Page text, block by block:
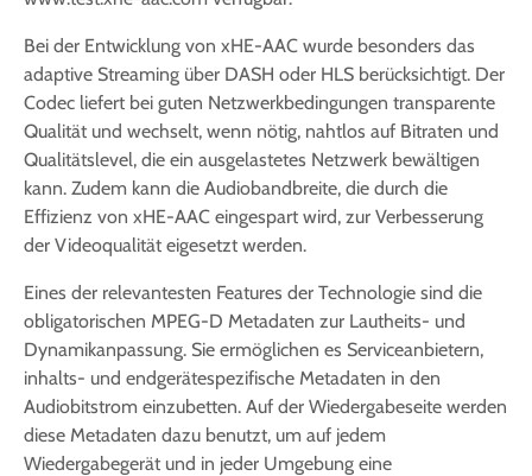
Bei der Entwicklung von xHE-AAC wurde besonders das
adaptive Streaming über DASH oder HLS berücksichtigt. Der
Codec liefert bei guten Netzwerkbedingungen transparente
Qualität und wechselt, wenn nötig, nahtlos auf Bitraten und
Qualitätslevel, die ein ausgelastetes Netzwerk bewältigen
kann. Zudem kann die Audiobandbreite, die durch die
Effizienz von xHE-AAC eingespart wird, zur Verbesserung
der Videoqualität eigesetzt werden.
Eines der relevantesten Features der Technologie sind die
obligatorischen MPEG-D Metadaten zur Lautheits- und
Dynamikanpassung. Sie ermöglichen es Serviceanbietern,
inhalts- und endgerätespezifische Metadaten in den
Audiobitstrom einzubetten. Auf der Wiedergabeseite werden
diese Metadaten dazu benutzt, um auf jedem
Wiedergabegerät und in jeder Umgebung eine